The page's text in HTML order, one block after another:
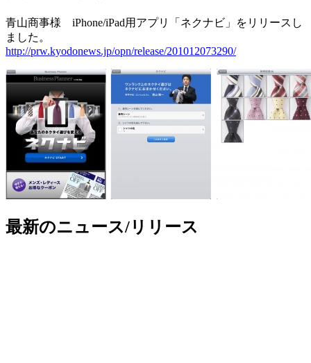
青山商事様 iPhone/iPad用アプリ「ネクナビ」をリリースし
ました。
http://prw.kyodonews.jp/opn/release/201012073290/
最新のニュース/リリース